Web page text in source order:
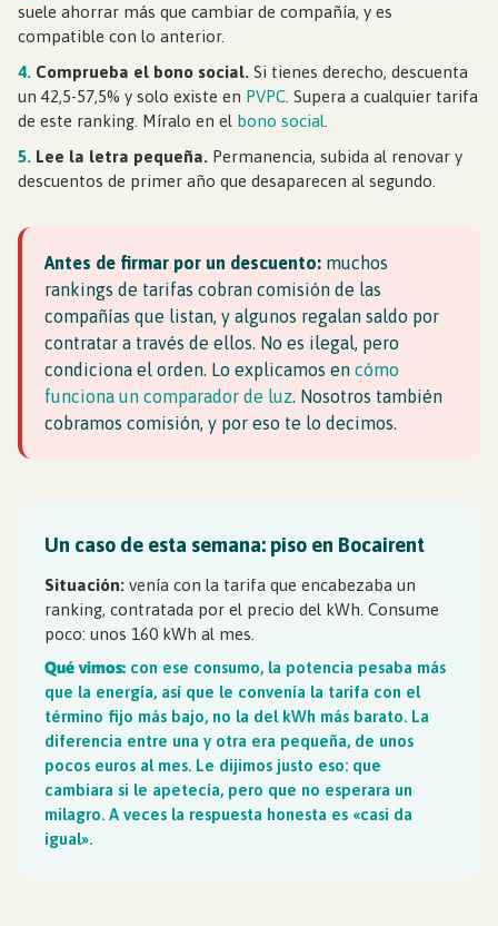
suele ahorrar más que cambiar de compañía, y es
compatible con lo anterior.
4. Comprueba el bono social. Si tienes derecho, descuenta
un 42,5-57,5% y solo existe en PVPC . Supera a cualquier tarifa
de este ranking. Míralo en el bono social
5. Lee la letra pequeña. Permanencia, subida al renovar y
descuentos de primer año que desaparecen al segundo.
Antes de firmar por un descuento: muchos
rankings de tarifas cobran comisión de las
compañías que listan, y algunos regalan saldo por
contratar a través de ellos. No es ilegal, pero
condiciona el orden. Lo explicamos en cómo
funciona un comparador de luz. Nosotros también
cobramos comisión, y por eso te lo decimos.
Un caso de esta semana: piso en Bocairent
Situación: venía con la tarifa que encabezaba un
ranking, contratada por el precio del kWh. Consume
poco: unos 160 kWh al mes.
Qué vimos: con ese consumo, la potencia pesaba más
que la energía, así que le convenía la tarifa con el
término fijo más bajo, no la del kWh más barato. La
diferencia entre una y otra era pequeña, de unos
pocos euros al mes. Le dijimos justo eso: que
cambiara si le apetecía, pero que no esperara un
milagro. A veces la respuesta honesta es «casi da
igual».